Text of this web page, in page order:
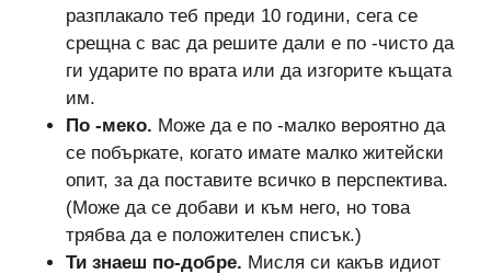
разплакало теб преди 10 години, сега се
срещна с вас да решите дали е по -чисто да
ги ударите по врата или да изгорите къщата
им.
По -меко. Може да е по -малко вероятно да
се побъркате, когато имате малко житейски
опит, за да поставите всичко в перспектива.
(Може да се добави и към него, но това
трябва да е положителен списък.)
Ти знаеш по-добре. Мисля си какъв идиот